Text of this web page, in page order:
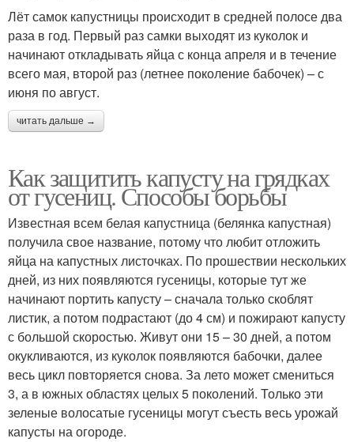
Лёт самок капустницы происходит в средней полосе два
раза в год. Первый раз самки выходят из куколок и
начинают откладывать яйца с конца апреля и в течение
всего мая, второй раз (летнее поколение бабочек) – с
июня по август.
читать дальше →
Как защитить капусту на грядках
от гусениц. Способы борьбы
Известная всем белая капустница (белянка капустная)
получила свое название, потому что любит отложить
яйца на капустных листочках. По прошествии нескольких
дней, из них появляются гусеницы, которые тут же
начинают портить капусту – сначала только скоблят
листик, а потом подрастают (до 4 см) и пожирают капусту
с большой скоростью. Живут они 15 – 30 дней, а потом
окукливаются, из куколок появляются бабочки, далее
весь цикл повторяется снова. За лето может смениться
3, а в южных областях целых 5 поколений. Только эти
зеленые волосатые гусеницы могут съесть весь урожай
капусты на огороде.